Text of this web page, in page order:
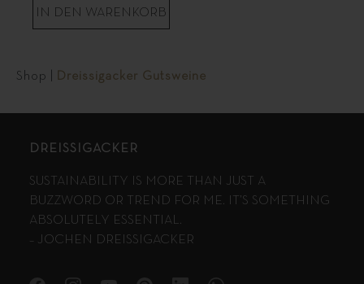
IN DEN WARENKORB
Shop Dreissigacker Gutsweine
DREISSIGACKER
SUSTAINABILITY IS MORE THAN JUST A
BUZZWORD OR TREND FOR ME. IT’S SOMETHING
ABSOLUTELY ESSENTIAL.
– JOCHEN DREISSIGACKER